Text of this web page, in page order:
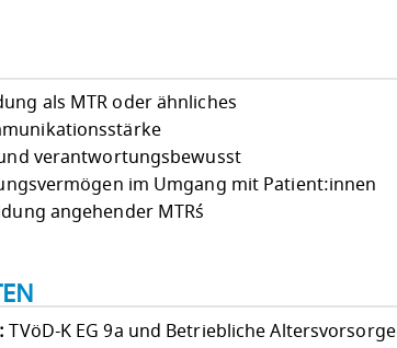
als MTR oder ähnliches
verantwortungsbewusst
im Umgang mit Patient:innen
angehender MTR´s
TVöD-K EG 9a und Betriebliche Altersvorsorge